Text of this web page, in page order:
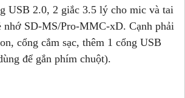
USB 2.0, 2 giắc 3.5 lý cho mic và tai
nhớ SD-MS/Pro-MMC-xD. Cạnh phải
cổng cắm sạc, thêm 1 cổng USB
để gắn phím chuột).